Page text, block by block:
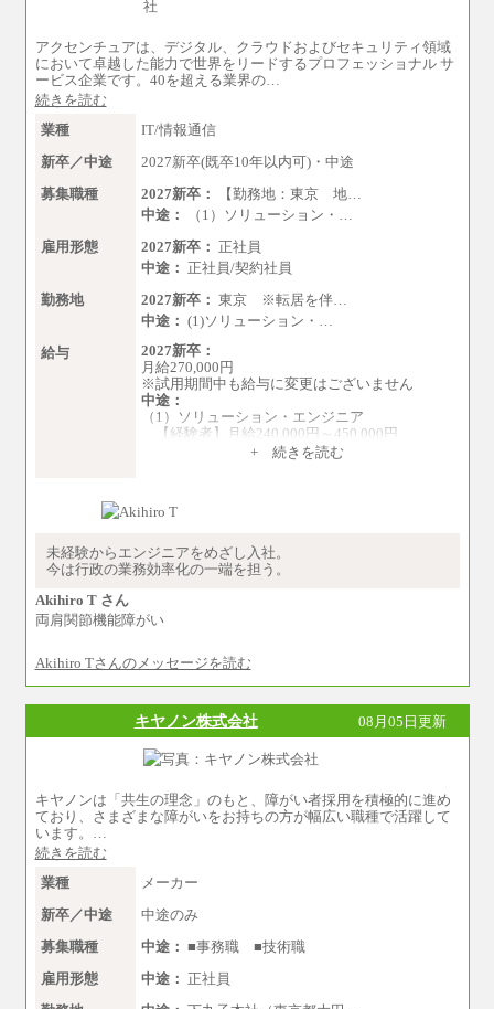
準的な月額モデルとして掲載。
年収（本社）：330万～380万（フルタイムで標
準的なボーナス込みの金額です。上限金額は全
社平均20時間の残業込み）
年収（支店）：260万～340万（フルタイムで標
社平均20時間の残業込み）
※年1回評価に応じて昇給有り。(上限あり)
※雇用形態についての補足：事務系職務限定の
正社員となります
アクセンチュアは、デジタル、クラウドおよびセキュリティ領域
において卓越した能力で世界をリードするプロフェッショナル サ
ービス企業です。40を超える業界の…
続きを読む
業種
IT/情報通信
新卒／中途
2027新卒(既卒10年以内可)・中途
募集職種
2027新卒：
【勤務地：東京 地…
中途：
（1）ソリューション・…
雇用形態
2027新卒： 正社員
中途： 正社員/契約社員
勤務地
2027新卒： 東京 ※転居を伴…
中途： (1)ソリューション・…
給与
2027新卒：
月給270,000円
※試用期間中も給与に変更はございません
中途：
（1）ソリューション・エンジニア
【経験者】月給240,000円～450,000円
※地域や業務内容によって変動がありま
す
（2）一般事務
月給210,000円～350,000円
※地域や業務内容によって変動があります
（3）庶務/軽作業
月給220,000円～250,000円
※試用期間中も給与に変更はございません
+ 続きを読む
未経験からエンジニアをめざし入社。
今は行政の業務効率化の一端を担う。
Akihiro T さん
両肩関節機能障がい
Akihiro Tさんのメッセージを読む
キヤノン株式会社 08月05日更新
キヤノンは「共生の理念」のもと、障がい者採用を積極的に進め
ており、さまざまな障がいをお持ちの方が幅広い職種で活躍して
います。…
続きを読む
業種
メーカー
新卒／中途
中途のみ
募集職種
中途： ■事務職 ■技術職
雇用形態
中途： 正社員